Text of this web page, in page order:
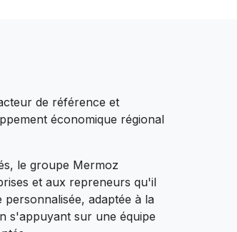
de référence et
économique régional
le groupe Mermoz
et aux repreneurs qu'il
adaptée à la
s'appuyant sur une équipe